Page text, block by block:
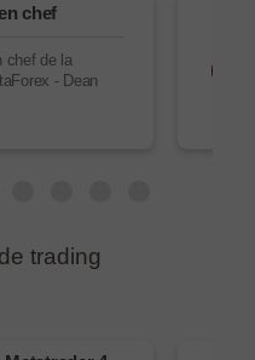
chef
chef de la
- Dean
trading